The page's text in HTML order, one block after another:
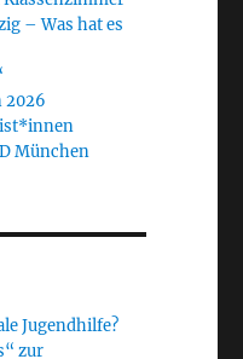
– Was hat es
2026
München
Jugendhilfe?
zur